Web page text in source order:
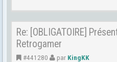
Re: [OBLIGATOIRE]
Retrogamer
#441280 par KingKK